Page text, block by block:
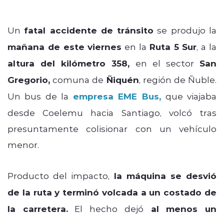
Un fatal accidente de tránsito se produjo la
mañana de este viernes en la Ruta 5 Sur, a la
altura del kilómetro 358, en el sector San
Gregorio, comuna de Ñiquén, región de Ñuble.
Un bus de la empresa EME Bus, que viajaba
desde Coelemu hacia Santiago, volcó tras
presuntamente colisionar con un vehículo
menor.
Producto del impacto, la máquina se desvió
de la ruta y terminó volcada a un costado de
la carretera.El hecho dejó al menos un